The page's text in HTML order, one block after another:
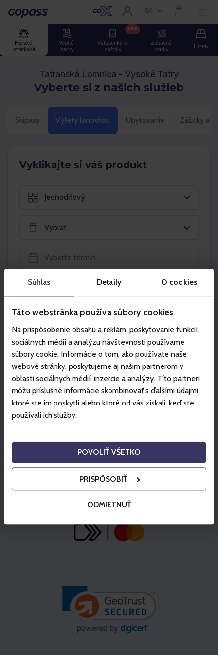
Súhlas Detaily O cookies
Táto webstránka používa súbory cookies
Na prispôsobenie obsahu a reklám, poskytovanie funkcií
sociálnych médií a analýzu návštevnosti používame
súbory cookie. Informácie o tom, ako používate naše
webové stránky, poskytujeme aj našim partnerom v
oblasti sociálnych médií, inzercie a analýzy. Títo partneri
môžu príslušné informácie skombinovať s ďalšími údajmi,
ktoré ste im poskytli alebo ktoré od vás získali, keď ste
používali ich služby.
POVOLIŤ VŠETKO
PRISPÔSOBIŤ
ODMIETNUŤ
Gopass Aktuální jazyk:
SK
Horské
strediská
Vodné
parky
Vstupenky a
zážitky
NEW
Zábavné
parky
Hotely
Tatranská Lomnica - Vysoké Tatry
Vyberte si z našich služieb
Skipasy Výlety lanovkou Ubytovanie Zážitky a
Vyklikajte si váš produkt
Jednodňový
Vybrať
Partneri